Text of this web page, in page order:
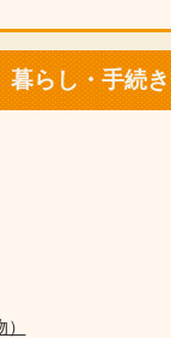
暮らし・手続き